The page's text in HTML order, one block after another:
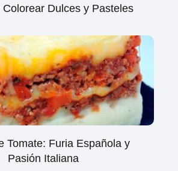
Colorear Dulces y Pasteles
Tomate: Furia Española y
Pasión Italiana